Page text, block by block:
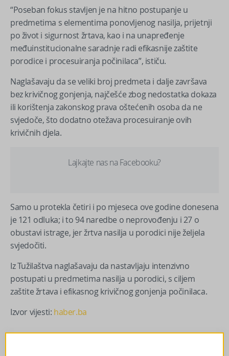
“Poseban fokus stavljen je na hitno postupanje u
predmetima s elementima ponovljenog nasilja, prijetnji
po život i sigurnost žrtava, kao i na unapređenje
međuinstitucionalne saradnje radi efikasnije zaštite
porodice i procesuiranja počinilaca”, ističu.
Naglašavaju da se veliki broj predmeta i dalje završava
bez krivičnog gonjenja, najčešće zbog nedostatka dokaza
ili korištenja zakonskog prava oštećenih osoba da ne
svjedoče, što dodatno otežava procesuiranje ovih
krivičnih djela.
Lajkajte nas na Facebooku?
Samo u protekla četiri i po mjeseca ove godine donesena
je 121 odluka; i to 94 naredbe o neprovođenju i 27 o
obustavi istrage, jer žrtva nasilja u porodici nije željela
svjedočiti.
Iz Tužilaštva naglašavaju da nastavljaju intenzivno
postupati u predmetima nasilja u porodici, s ciljem
zaštite žrtava i efikasnog krivičnog gonjenja počinilaca.
Izvor vijesti: haber.ba